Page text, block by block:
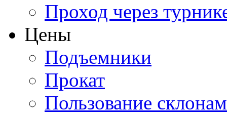
Проход через
Цены
Подъемники
Прокат
Пользование